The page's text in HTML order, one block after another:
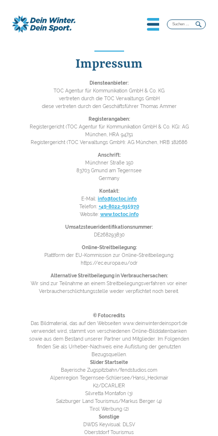
Suchen
nach:
Impressum
Diensteanbieter:
TOC Agentur für Kommunikation GmbH & Co. KG
vertreten durch die TOC Verwaltungs GmbH
diese vertreten durch den Geschäftsführer Thomas Ammer
Registerangaben:
Registergericht (TOC Agentur für Kommunikation GmbH & Co. KG): AG
München, HRA 94751
Registergericht (TOC Verwaltungs GmbH): AG München, HRB 182686
Anschrift:
Münchner Straße 150
83703 Gmund am Tegernsee
Germany
Kontakt:
E-Mail: info@toctoc.info
Telefon: +49-8022-915970
Website: www.toctoc.info
Umsatzsteueridentifikationsnummer:
DE268293830
Online-Streitbeilegung:
Plattform der EU-Kommission zur Online-Streitbeilegung:
https://ec.europa.eu/odr
Alternative Streitbeilegung in Verbrauchersachen:
Wir sind zur Teilnahme an einem Streitbeilegungsverfahren vor einer
Verbraucherschlichtungsstelle weder verpflichtet noch bereit.
© Fotocredits
Das Bildmaterial, das auf den Webseiten www.deinwinterdeinsport.de
verwendet wird, stammt von verschiedenen Online-Bilddatenbanken
sowie aus dem Bestand unserer Partner und Mitglieder. Im Folgenden
finden Sie als Urheber-Nachweis eine Auflistung der genutzten
Bezugsquellen.
Slider Startseite
Bayerische Zugspitzbahn/fendstudios.com
Alpenregion Tegernsee-Schliersee/Hansi_Heckmair
K2/DCARLIER
Silvretta Montafon (3)
Salzburger Land Tourismus/Markus Berger (4)
Tirol Werbung (2)
Sonstige
DWDS Keyvisual: DLSV
Oberstdorf Tourismus